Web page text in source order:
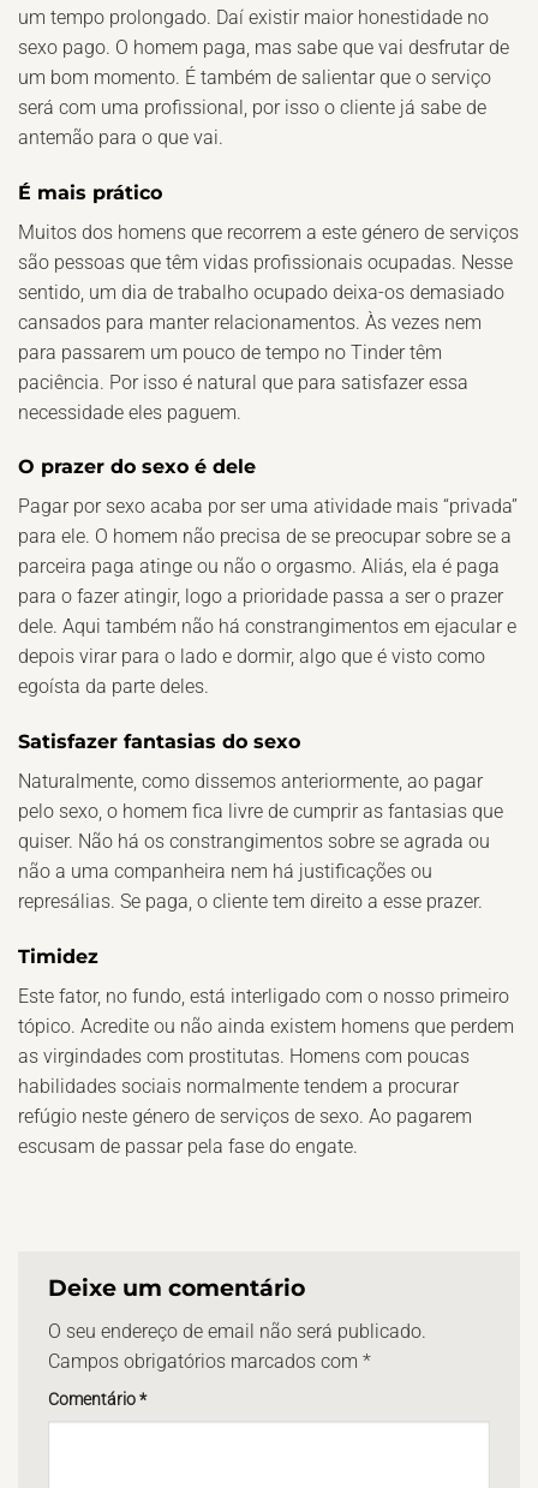
um tempo prolongado. Daí existir maior honestidade no
sexo pago. O homem paga, mas sabe que vai desfrutar de
um bom momento. É também de salientar que o serviço
será com uma profissional, por isso o cliente já sabe de
antemão para o que vai.
É mais prático
Muitos dos homens que recorrem a este género de serviços
são pessoas que têm vidas profissionais ocupadas. Nesse
sentido, um dia de trabalho ocupado deixa-os demasiado
cansados para manter relacionamentos. Às vezes nem
para passarem um pouco de tempo no Tinder têm
paciência. Por isso é natural que para satisfazer essa
necessidade eles paguem.
O prazer do sexo é dele
Pagar por sexo acaba por ser uma atividade mais “privada”
para ele. O homem não precisa de se preocupar sobre se a
parceira paga atinge ou não o orgasmo. Aliás, ela é paga
para o fazer atingir, logo a prioridade passa a ser o prazer
dele. Aqui também não há constrangimentos em ejacular e
depois virar para o lado e dormir, algo que é visto como
egoísta da parte deles.
Satisfazer fantasias do sexo
Naturalmente, como dissemos anteriormente, ao pagar
pelo sexo, o homem fica livre de cumprir as fantasias que
quiser. Não há os constrangimentos sobre se agrada ou
não a uma companheira nem há justificações ou
represálias. Se paga, o cliente tem direito a esse prazer.
Timidez
Este fator, no fundo, está interligado com o nosso primeiro
tópico. Acredite ou não ainda existem homens que perdem
as virgindades com prostitutas. Homens com poucas
habilidades sociais normalmente tendem a procurar
refúgio neste género de serviços de sexo. Ao pagarem
escusam de passar pela fase do engate.
Deixe um comentário
O seu endereço de email não será publicado.
Campos obrigatórios marcados com *
Comentário*